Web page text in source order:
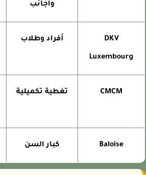
وأجانب
DKV
Luxembourg
أفراد وطلاب
CMCM تغطية تكميلية
Baloise كبار السن